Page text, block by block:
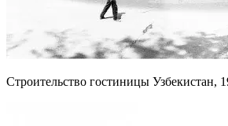
Строительство гостиницы Узбекистан,